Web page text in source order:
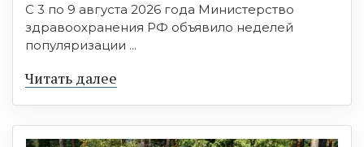
С 3 по 9 августа 2026 года Министерство
здравоохранения РФ объявило неделей
популяризации ...
Читать далее